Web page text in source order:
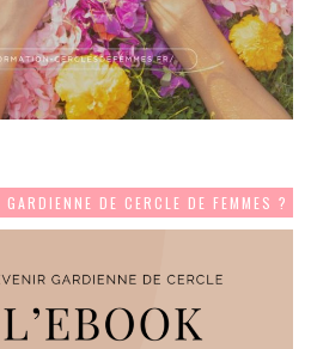
DE CERCLE DE FEMMES ?